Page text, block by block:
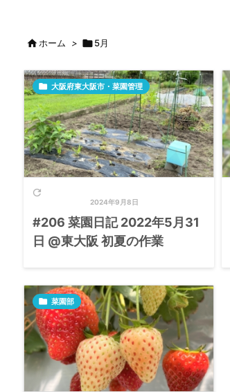
ホーム > 5月

2024年9月8日
 大阪府東大阪市・菜園管理
#206 菜園日記 2022年5月31
日 @東大阪 初夏の作業
 菜園部